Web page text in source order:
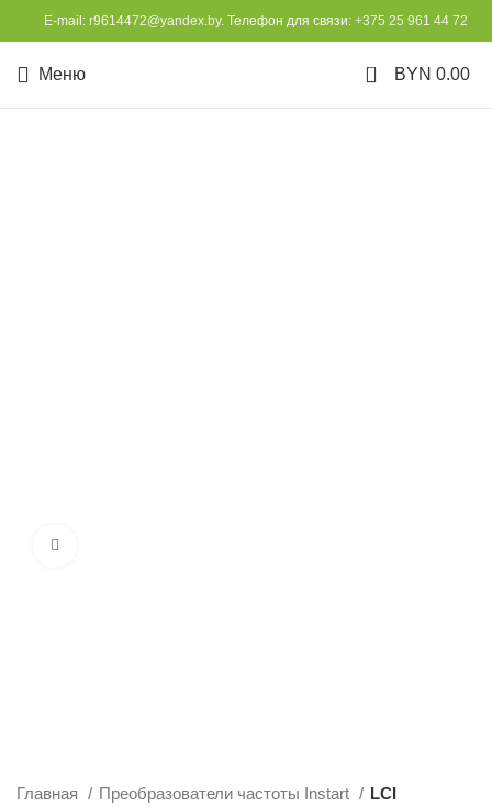
E-mail: r9614472@yandex.by. Телефон для связи: +375 25 961 44 72
Меню 0 BYN 0.00
Главная Преобразователи частоты Instart LCI